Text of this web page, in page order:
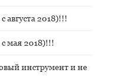
августа 2018)!!!
мая 2018)!!!
инструмент и не